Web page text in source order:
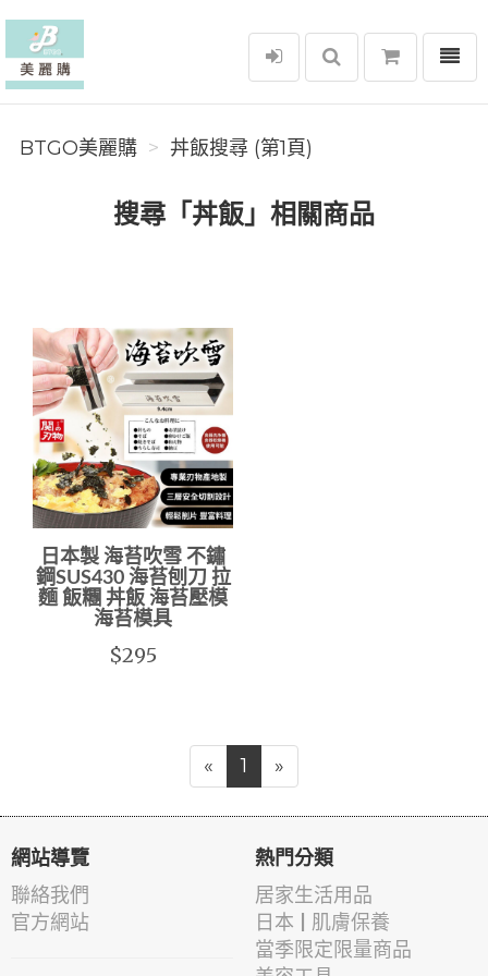
BTGO美麗購
選單
BTGO美麗購 丼飯搜尋 (第1頁)
搜尋「丼飯」相關商品
日本製 海苔吹雪 不鏽
鋼SUS430 海苔刨刀 拉
麵 飯糰 丼飯 海苔壓模
海苔模具
$295
« 1 »
網站導覽
聯絡我們
官方網站
熱門分類
居家生活用品
日本 | 肌膚保養
當季限定限量商品